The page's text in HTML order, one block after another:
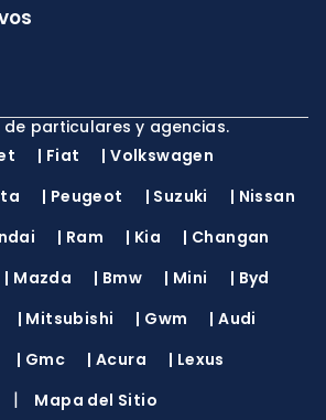
de particulares y agencias.
| Fiat |Volkswagen
| Peugeot | Suzuki | Nissan
| Ram | Kia | Changan
| Mazda | Bmw | Mini | Byd
| Mitsubishi | Gwm |Audi
| Gmc |Acura | Lexus
| Mapa del Sitio